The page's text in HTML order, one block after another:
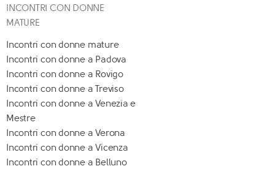
INCONTRI CON DONNE
MATURE
Incontri con donne mature
Incontri con donne a Padova
Incontri con donne a Rovigo
Incontri con donne a Treviso
Incontri con donne a Venezia e
Mestre
Incontri con donne a Verona
Incontri con donne a Vicenza
Incontri con donne a Belluno